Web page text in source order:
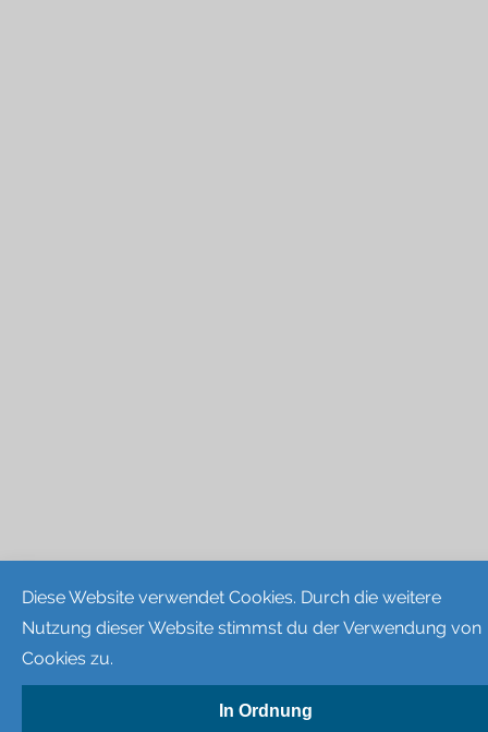
Diese Website verwendet Cookies. Durch die weitere
Nutzung dieser Website stimmst du der Verwendung von
Cookies zu.
In Ordnung